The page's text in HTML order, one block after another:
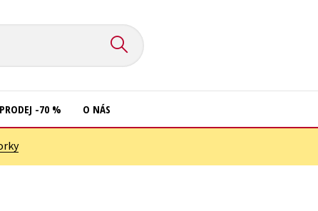
-70 % O NÁS